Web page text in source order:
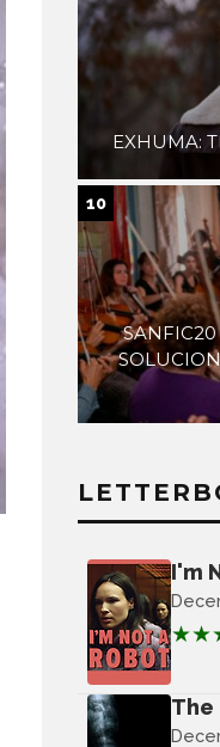
EXHUMA:
10
I'm
The